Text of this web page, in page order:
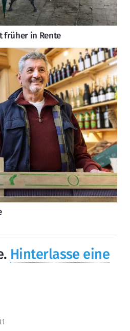
früher in Rente
. Hinterlasse eine